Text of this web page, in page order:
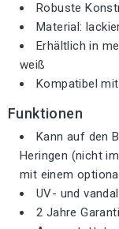
Robuste
Material:
Erhältlich in
weiß
Kompatibel
Funktionen
Kann auf den
Heringen (nicht
mit einem
UV- und
2 Jahre